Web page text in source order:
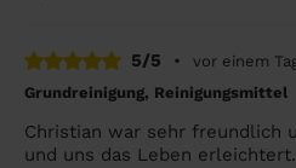
5/5 •
vor einem
Grundreinigung, Reinigungsmittel
Christian war sehr freundlich
und uns das Leben erleichtert.